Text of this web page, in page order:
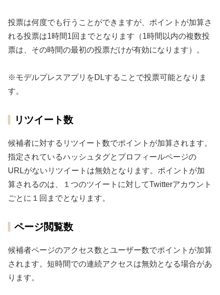
投票は何度でも行うことができますが、ポイントが加算さ
れる投票は1時間1回までとなります（1時間以内の複数投
票は、その時間の最初の投票だけが有効になります）。
※モデルプレスアプリをDLすることで投票可能となりま
す。
リツイート数
候補者に対するリツイート数でポイントが加算されます。
指定されているハッシュタグとプロフィールページの
URLがないリツイートは無効となります。ポイントが加
算されるのは、１つのツイートに対してTwitterアカウント
ごとに１回までとなります。
ページ閲覧数
候補者ページのアクセス数とユーザー数でポイントが加算
されます。短時間での連続アクセスは無効となる場合があ
ります。